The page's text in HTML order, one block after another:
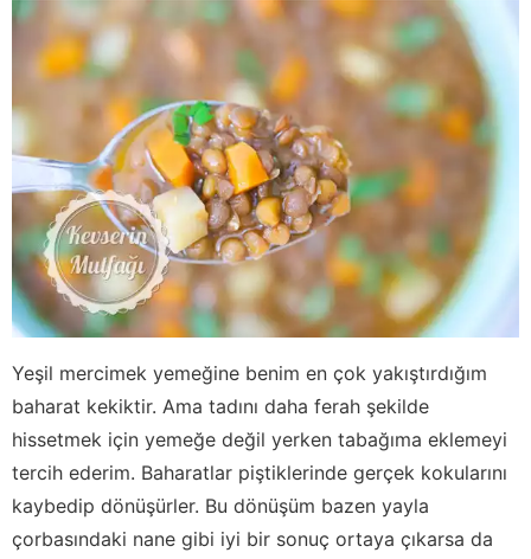
Yeşil mercimek yemeğine benim en çok yakıştırdığım
baharat kekiktir. Ama tadını daha ferah şekilde
hissetmek için yemeğe değil yerken tabağıma eklemeyi
tercih ederim. Baharatlar piştiklerinde gerçek kokularını
kaybedip dönüşürler. Bu dönüşüm bazen yayla
çorbasındaki nane gibi iyi bir sonuç ortaya çıkarsa da